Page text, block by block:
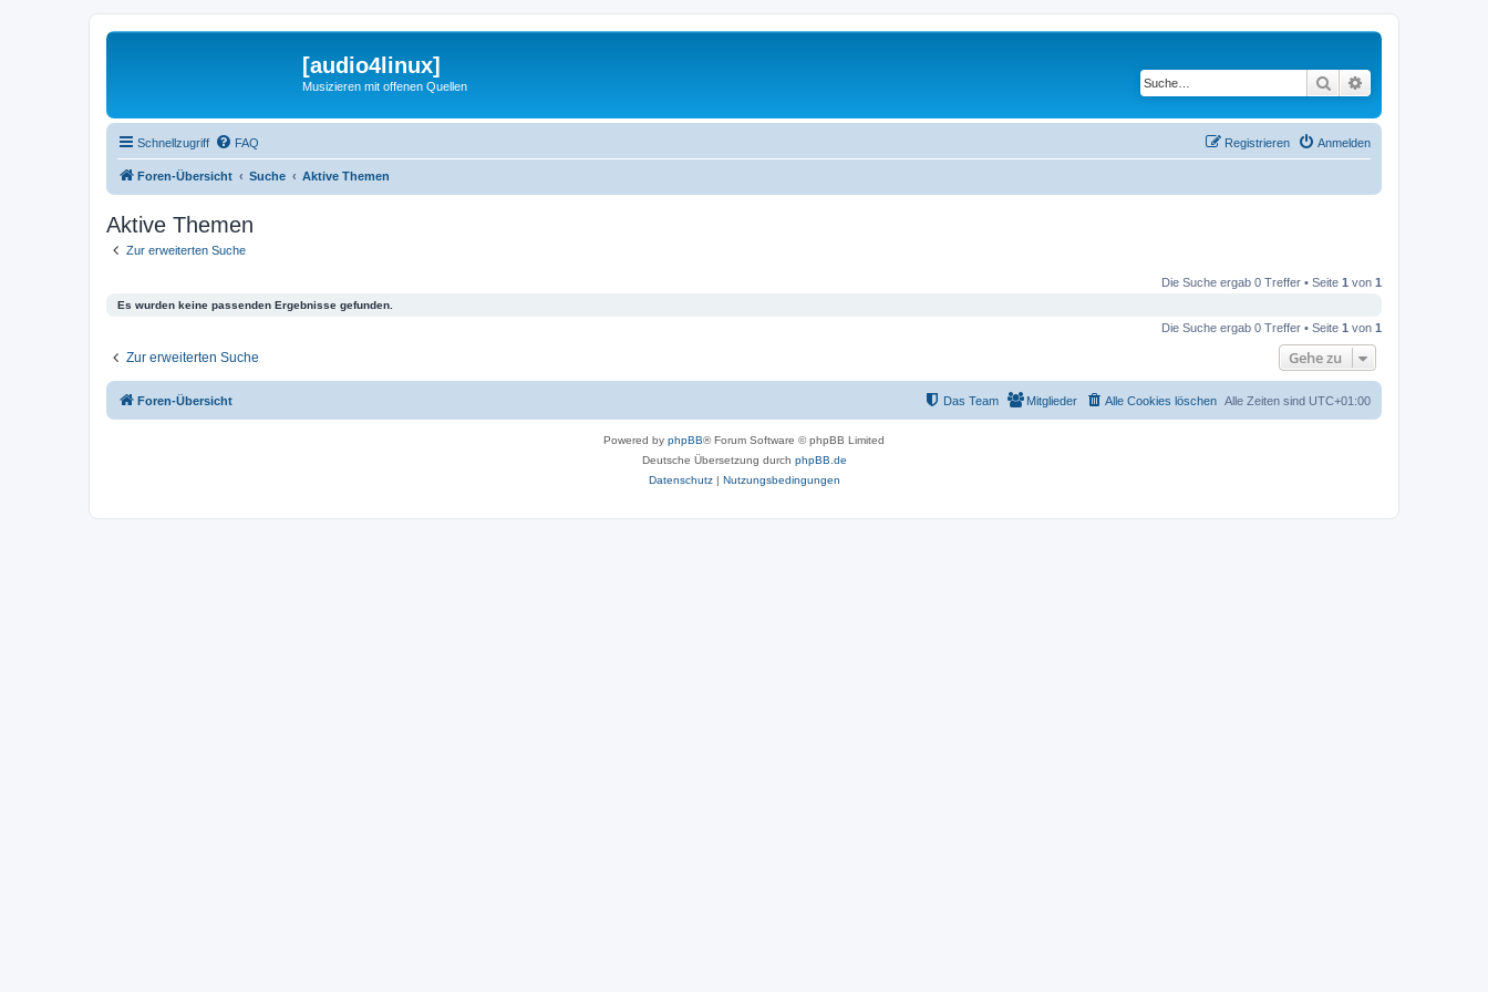
[audio4linux]
Musizieren mit offenen Quellen Suche
Schnellzugriff FAQ Anmelden
Registrieren
Foren-Übersicht Suche Aktive Themen
Aktive Themen
Zur erweiterten Suche
Die Suche ergab 0 Treffer • Seite 1 von 1
Es wurden keine passenden Ergebnisse gefunden.
Die Suche ergab 0 Treffer • Seite 1 von 1
Zur erweiterten Suche Gehe zu
Foren-Übersicht Alle Zeiten sind UTC+01:00
Alle Cookies löschen
Mitglieder
Das Team
Powered by phpBB® Forum Software © phpBB Limited
Deutsche Übersetzung durch phpBB.de
Datenschutz| Nutzungsbedingungen